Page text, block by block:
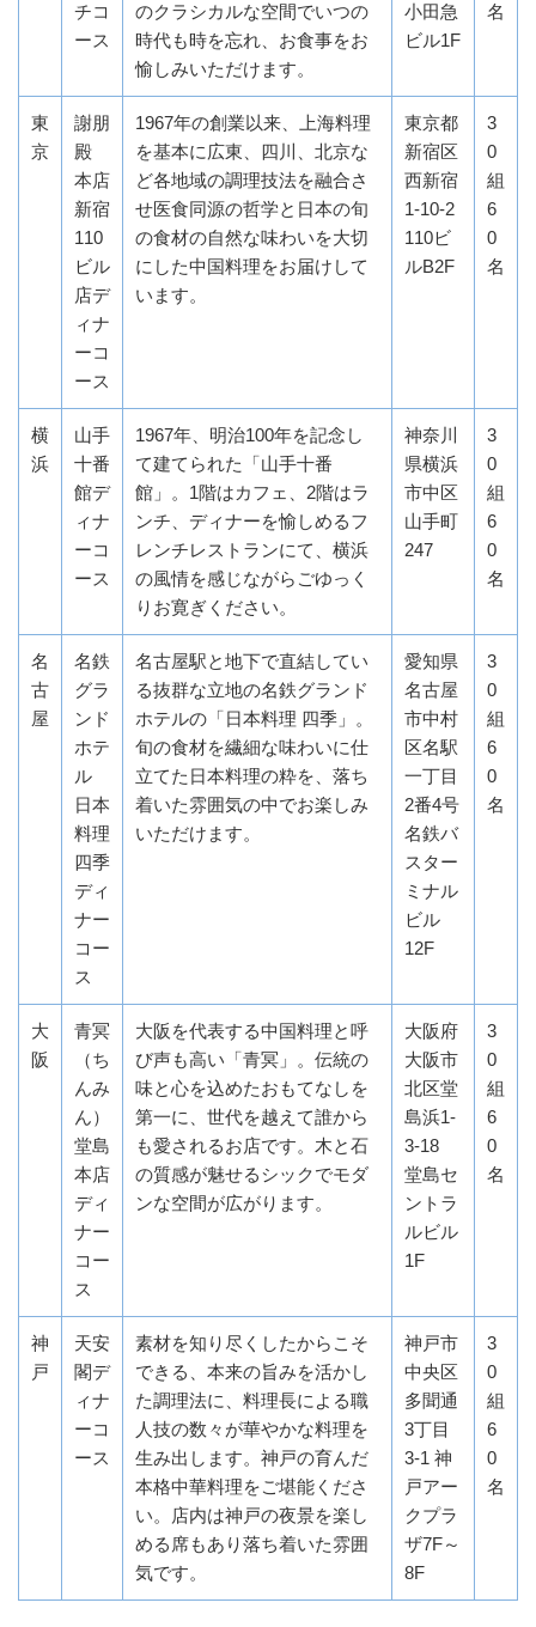
チコ
ース
のクラシカルな空間でいつの
時代も時を忘れ、お食事をお
愉しみいただけます。
小田急
ビル1F
名
東
京
謝朋
殿
本店
新宿
110
ビル
店デ
ィナ
ーコ
ース
1967年の創業以来、上海料理
を基本に広東、四川、北京な
ど各地域の調理技法を融合さ
せ医食同源の哲学と日本の旬
の食材の自然な味わいを大切
にした中国料理をお届けして
います。
東京都
新宿区
西新宿
1-10-2
110ビ
ルB2F
3
0
組
6
0
名
横
浜
山手
十番
館デ
ィナ
ーコ
ース
1967年、明治100年を記念し
て建てられた「山手十番
館」。1階はカフェ、2階はラ
ンチ、ディナーを愉しめるフ
レンチレストランにて、横浜
の風情を感じながらごゆっく
りお寛ぎください。
神奈川
県横浜
市中区
山手町
247
3
0
組
6
0
名
名
古
屋
名鉄
グラ
ンド
ホテ
ル
日本
料理
四季
ディ
ナー
コー
ス
名古屋駅と地下で直結してい
る抜群な立地の名鉄グランド
ホテルの「日本料理 四季」。
旬の食材を繊細な味わいに仕
立てた日本料理の粋を、落ち
着いた雰囲気の中でお楽しみ
いただけます。
愛知県
名古屋
市中村
区名駅
一丁目
2番4号
名鉄バ
スター
ミナル
ビル
12F
3
0
組
6
0
名
大
阪
青冥
（ち
んみ
ん）
堂島
本店
ディ
ナー
コー
ス
大阪を代表する中国料理と呼
び声も高い「青冥」。伝統の
味と心を込めたおもてなしを
第一に、世代を越えて誰から
も愛されるお店です。木と石
の質感が魅せるシックでモダ
ンな空間が広がります。
大阪府
大阪市
北区堂
島浜1-
3-18
堂島セ
ントラ
ルビル
1F
3
0
組
6
0
名
神
戸
天安
閣デ
ィナ
ーコ
ース
素材を知り尽くしたからこそ
できる、本来の旨みを活かし
た調理法に、料理長による職
人技の数々が華やかな料理を
生み出します。神戸の育んだ
本格中華料理をご堪能くださ
い。店内は神戸の夜景を楽し
める席もあり落ち着いた雰囲
気です。
神戸市
中央区
多聞通
3丁目
3-1 神
戸アー
クプラ
ザ7F～
8F
3
0
組
6
0
名